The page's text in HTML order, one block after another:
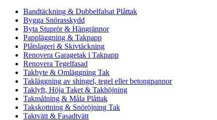
Bandtäckning & Dubbelfalsat Plåttak
Bygga Snörasskydd
Byta Stuprör & Hängrännor
Pappläggning & Takpapp
Plåtslageri & Skivtäckning
Renovera Garagetak i Takpapp
Renovera Tegelfasad
Takbyte & Omläggning Tak
Takläggning av shingel, tegel eller betongpannor
Taklyft, Höja Taket & Takhöjning
Takmålning & Måla Plåttak
Takskottning & Snöröjning Tak
Taktvätt & Fasadtvätt